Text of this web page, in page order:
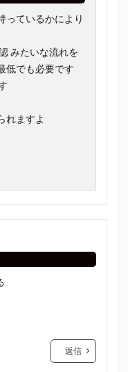
っているかにより
みたいな流れを
低でも必要です
れますよ
返信